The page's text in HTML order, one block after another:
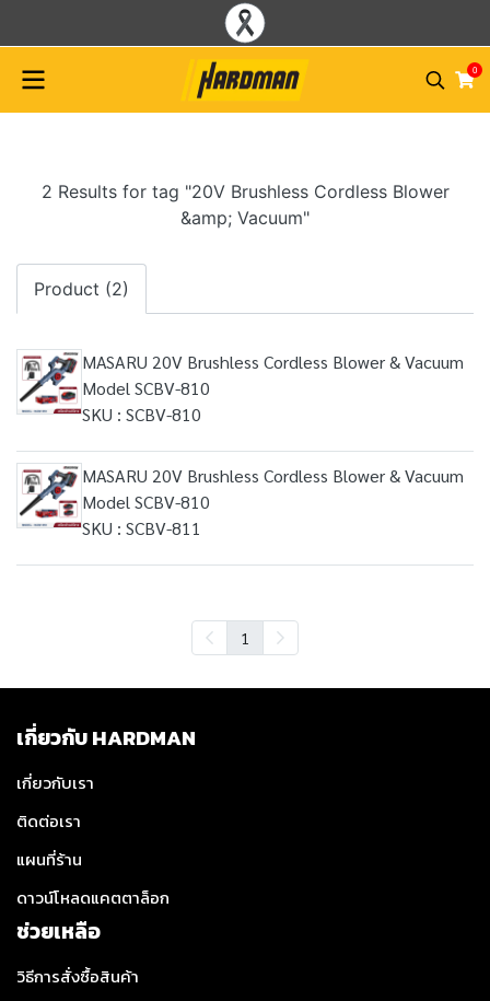
0
2 Results for tag "20V Brushless Cordless Blower
&amp; Vacuum"
Product (2)
MASARU 20V Brushless Cordless Blower & Vacuum
Model SCBV-810
SKU : SCBV-810
MASARU 20V Brushless Cordless Blower & Vacuum
Model SCBV-810
SKU : SCBV-811
1
เกี่ยวกับ HARDMAN
เกี่ยวกับเรา
ติดต่อเรา
แผนที่ร้าน
ดาวน์โหลดแคตตาล็อก
ช่วยเหลือ
วิธีการสั่งซื้อสินค้า